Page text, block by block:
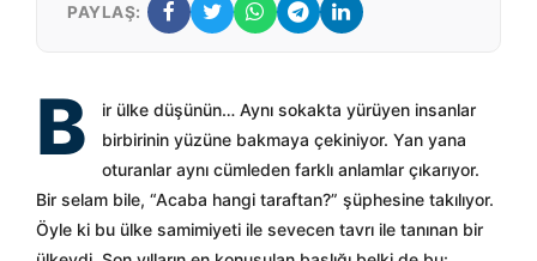
PAYLAŞ:
B
ir ülke düşünün… Aynı sokakta yürüyen insanlar
birbirinin yüzüne bakmaya çekiniyor. Yan yana
oturanlar aynı cümleden farklı anlamlar çıkarıyor.
Bir selam bile, “Acaba hangi taraftan?” şüphesine takılıyor.
Öyle ki bu ülke samimiyeti ile sevecen tavrı ile tanınan bir